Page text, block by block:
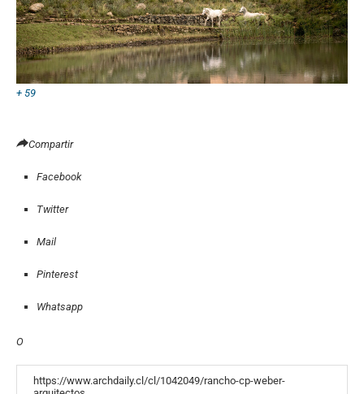
+ 59
Compartir
Facebook
Twitter
Mail
Pinterest
Whatsapp
O